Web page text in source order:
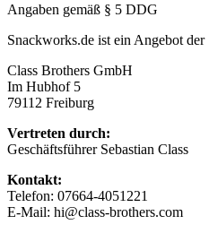
Angaben gemäß § 5 DDG
Snackworks.de ist ein Angebot der
Class Brothers GmbH
Im Hubhof 5
79112 Freiburg
Vertreten durch:
Geschäftsführer Sebastian Class
Kontakt:
Telefon: 07664-4051221
E-Mail: hi@class-brothers.com